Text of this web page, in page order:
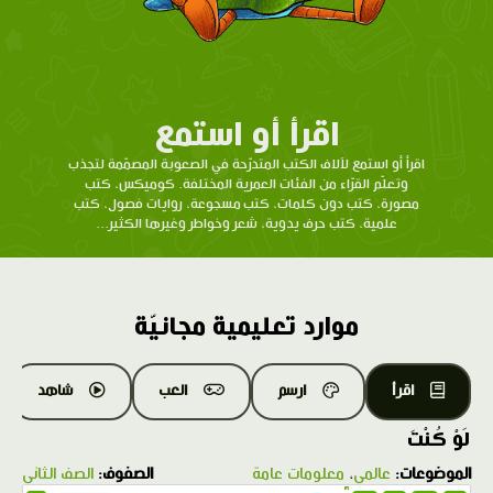
اقرأ أو استمع
اقرأ أو استمع لآلاف الكتب المتدرّحة في الصعوبة المصمّمة لتجذب
وتعلّم القرّاء من الفئات العمرية المختلفة. كوميكس، كتب
مصورة، كتب دون كلمات، كتب مسجوعة، روايات فصول، كتب
علمية، كتب حرف يدوية، شعر وخواطر وغيرها الكثير...
موارد تعليمية مجانيّة
اقرأ ارسم العب شاهد
لَوْ كُنْتَ
الموضوعات: عالمي، معلومات عامة الصفوف: الصف الثاني
1.0X